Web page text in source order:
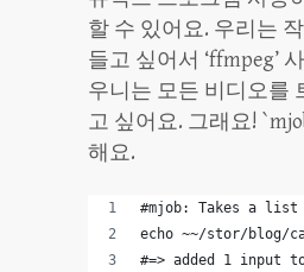
할 수 있어요. 우리는
들고 싶어서 ‘ffmpeg’
우니는 모든 비디오를
고 싶어요. 그래요!
해요.
#mjob: Takes a
echo ~~/stor/blog/
#=> added 1 input to